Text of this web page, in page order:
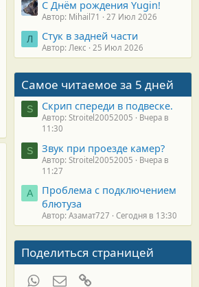
С Днём рождения Yugin!
Автор: Mihail71 27 Июл 2026
Л Стук в задней части
Автор: Лекс 25 Июл 2026
Самое читаемое за 5 дней
S Скрип спереди в подвеске.
Автор: Stroitel20052005
Вчера в
11:30
S Звук при проезде камер?
Автор: Stroitel20052005
Вчера в
11:27
А
Проблема с подключением
блютуза
Автор: Азамат727 Сегодня в 13:30
Поделиться страницей
WhatsAppЭлектронная почта